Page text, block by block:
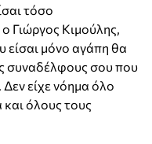
τόσο
Γιώργος Κιμούλης,
είσαι μόνο αγάπη θα
συναδέλφους σου που
είχε νόημα όλο
όλους τους